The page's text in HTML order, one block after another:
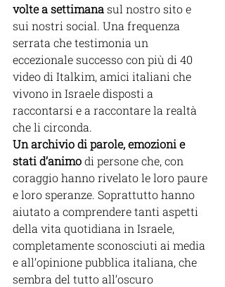
volte a settimana sul nostro sito e
sui nostri social. Una frequenza
serrata che testimonia un
eccezionale successo con più di 40
video di Italkim, amici italiani che
vivono in Israele disposti a
raccontarsi e a raccontare la realtà
che li circonda.
Un archivio di parole, emozioni e
stati d’animo di persone che, con
coraggio hanno rivelato le loro paure
e loro speranze. Soprattutto hanno
aiutato a comprendere tanti aspetti
della vita quotidiana in Israele,
completamente sconosciuti ai media
e all’opinione pubblica italiana, che
sembra del tutto all’oscuro